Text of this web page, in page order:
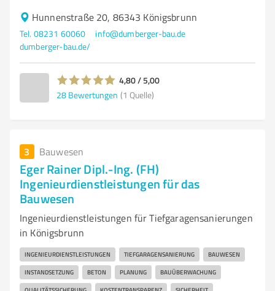
Hunnenstraße 20, 86343 Königsbrunn
Tel. 08231 60060
info@dumberger-bau.de
dumberger-bau.de/
4,80 / 5,00
28 Bewertungen (1 Quelle)
3 Bauwesen
Eger Rainer Dipl.-Ing. (FH)
Ingenieurdienstleistungen für das
Bauwesen
Ingenieurdienstleistungen für Tiefgaragensanierungen
in Königsbrunn
INGENIEURDIENSTLEISTUNGEN TIEFGARAGENSANIERUNG BAUWESEN
INSTANDSETZUNG BETON PLANUNG BAUÜBERWACHUNG